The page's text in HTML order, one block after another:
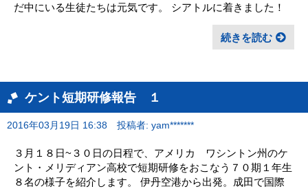
だ中にいる生徒たちは元気です。 シアトルに着きました！
続きを読む
ケント短期研修報告 １
2016年03月19日 16:38 投稿者: yam*******
３月１８日~３０日の日程で、アメリカ ワシントン州のケ
ント・メリディアン高校で短期研修をおこなう７０期１年生
８名の様子を紹介します。 伊丹空港から出発。成田で国際